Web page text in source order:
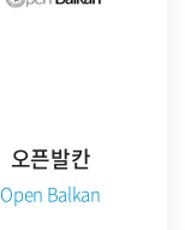
오픈발칸
Open Balkan